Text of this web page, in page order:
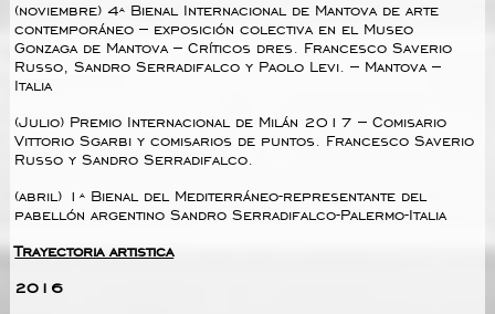
(noviembre) 4ª Bienal Internacional de Mantova de arte
contemporáneo – exposición colectiva en el Museo
Gonzaga de Mantova – Críticos dres. Francesco Saverio
Russo, Sandro Serradifalco y Paolo Levi. – Mantova –
Italia
(Julio) Premio Internacional de Milán 2017 – Comisario
Vittorio Sgarbi y comisarios de puntos. Francesco Saverio
Russo y Sandro Serradifalco.
(abril) 1ª Bienal del Mediterráneo-representante del
pabellón argentino Sandro Serradifalco-Palermo-Italia
Trayectoria artistica
2016